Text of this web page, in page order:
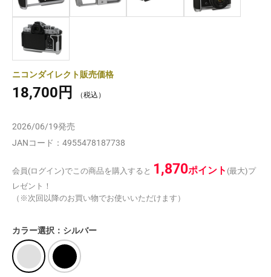
ニコンダイレクト販売価格
18,700円
2026/06/19発売
JANコード： 4955478187738
会員(ログイン)でこの商品を購入すると 1,870ポイント (最大)プ
レゼント！
（※次回以降のお買い物でお使いいただけます）
カラー選択：シルバー